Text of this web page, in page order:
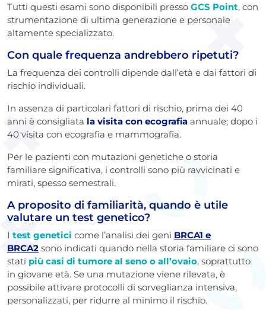
Tutti questi esami sono disponibili presso GCS Point, con
strumentazione di ultima generazione e personale
altamente specializzato.
Con quale frequenza andrebbero ripetuti?
La frequenza dei controlli dipende dall’età e dai fattori di
rischio individuali.
In assenza di particolari fattori di rischio, prima dei 40
anni è consigliata la visita con ecografia annuale; dopo i
40 visita con ecografia e mammografia.
Per le pazienti con mutazioni genetiche o storia
familiare significativa, i controlli sono più ravvicinati e
mirati, spesso semestrali.
A proposito di familiarità, quando è utile
valutare un test genetico?
I test genetici come l’analisi dei geni BRCA1 e
BRCA2 sono indicati quando nella storia familiare ci sono
stati più casi di tumore al seno o all’ovaio, soprattutto
in giovane età. Se una mutazione viene rilevata, è
possibile attivare protocolli di sorveglianza intensiva,
personalizzati, per ridurre al minimo il rischio.